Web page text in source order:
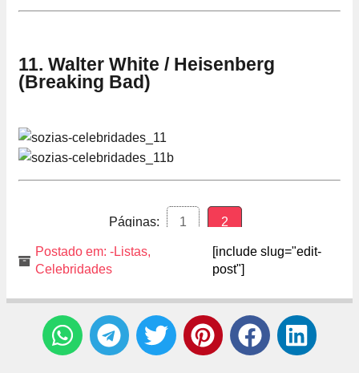
11. Walter White / Heisenberg
(Breaking Bad)
Páginas: 1 2
Postado em: -Listas,
Celebridades
[include slug="edit-
post"]